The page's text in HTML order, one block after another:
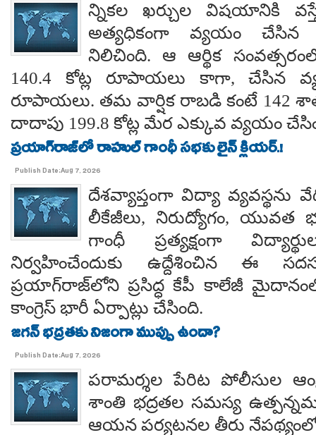
న్నికల ఖర్చుల విషయానికి
అత్యధికంగా వ్యయం చేసిన
నిలిచింది. ఆ ఆర్థిక
140.4 కోట్ల రూపాయలు కాగా, చేసిన
రూపాయలు. తమ వార్షిక రాబడి కంటే 142
దాదాపు 199.8 కోట్ల మేర ఎక్కువ వ్యయం
ప్రయాగ్‌రాజ్‌లో రాహుల్ గాంధీ సభకు లైన్ క్లియర్.!
Publish Date:Aug 7, 2026
దేశవ్యాప్తంగా విద్యా వ్యవస్థను
లీకేజీలు, నిరుద్యోగం, యువత
గాంధీ ప్రత్యక్షంగా
నిర్వహించేందుకు ఉద్దేశించిన ఈ
ప్రయాగ్‌రాజ్‌లోని ప్రసిద్ధ కేపీ కాలేజీ మైదానంలో
కాంగ్రెస్ భారీ ఏర్పాట్లు చేసింది.
జగన్ భద్రతకు నిజంగా ముప్పు ఉందా?
Publish Date:Aug 7, 2026
పరామర్శల పేరిట పోలీసుల
శాంతి భద్రతల సమస్య
ఆయన పర్యటనల తీరు నేపథ్యంలో